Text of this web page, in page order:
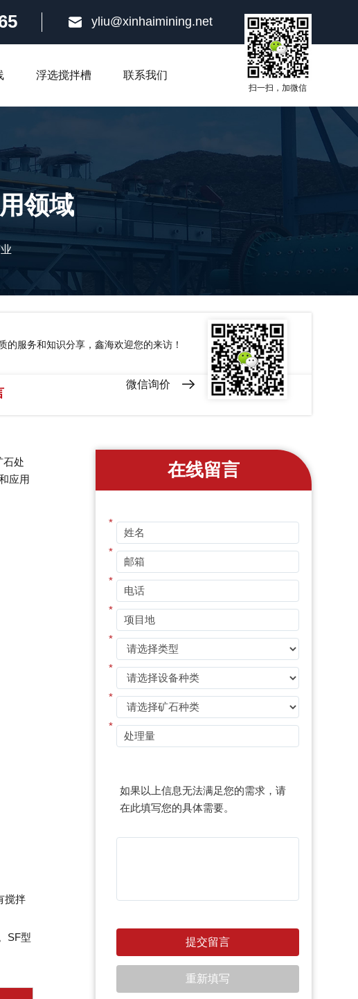
yliu@xinhaimining.net
扫一扫，加微信
浮选搅拌槽 联系我们
领域
服务和知识分享，鑫海欢迎您的来访！
微信询价
石处
应用
搅拌
SF型
在线留言
*
*
*
*
*
*
*
*
如果以上信息无法满足您的需求，请
在此填写您的具体需要。